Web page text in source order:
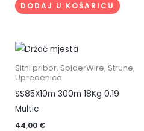
DODAJ U KOŠARICU
Sitni pribor, SpiderWire, Strune,
Upredenica
SS85X10m 300m 18Kg 0.19
Multic
44,00 €